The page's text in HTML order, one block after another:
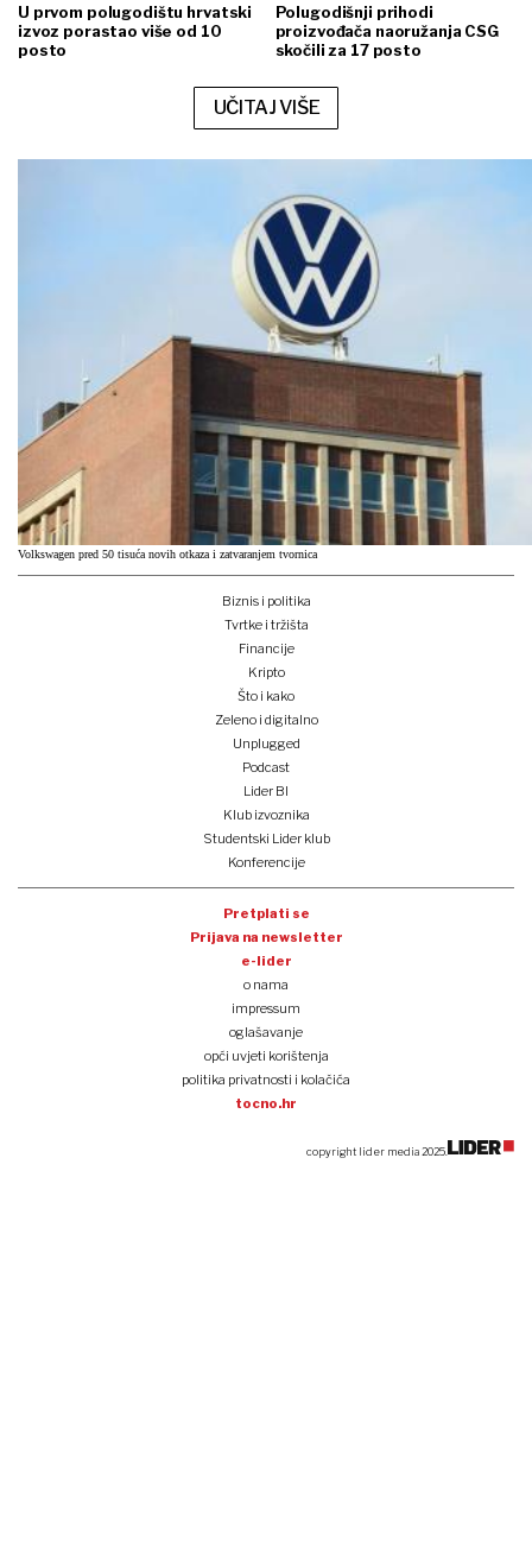
U prvom polugodištu hrvatski
izvoz porastao više od 10
posto
Polugodišnji prihodi
proizvođača naoružanja CSG
skočili za 17 posto
UČITAJ VIŠE
Volkswagen pred 50 tisuća novih otkaza i zatvaranjem tvornica
Biznis i politika
Tvrtke i tržišta
Financije
Kripto
Što i kako
Zeleno i digitalno
Unplugged
Podcast
Lider BI
Klub izvoznika
Studentski Lider klub
Konferencije
Pretplati se
Prijava na newsletter
e-lider
o nama
impressum
oglašavanje
opći uvjeti korištenja
politika privatnosti i kolačića
tocno.hr
copyright lider media 2025.